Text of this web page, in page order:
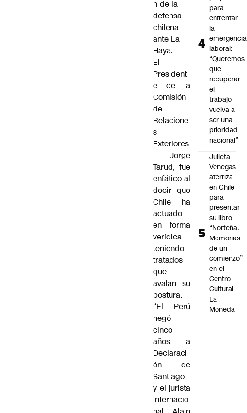
n de la
defensa
chilena
ante La
Haya.
El
President
e de la
Comisión
de
Relacione
s
Exteriores
, Jorge
Tarud, fue
enfático al
decir que
Chile ha
actuado
en forma
verídica
teniendo
tratados
que
avalan su
postura.
“El Perú
negó
cinco
años la
Declaraci
ón de
Santiago
y el jurista
internacio
para
enfrentar
la
emergencia
laboral:
“Queremos
que
recuperar
el
trabajo
vuelva a
ser una
prioridad
nacional”
Julieta
Venegas
aterriza
en Chile
para
presentar
su libro
“Norteña.
Memorias
de un
comienzo”
en el
Centro
Cultural
La
Moneda